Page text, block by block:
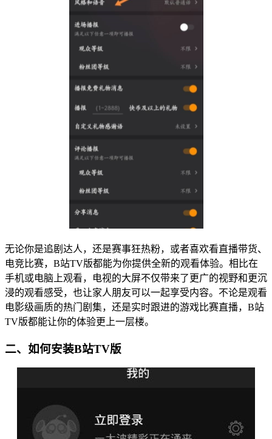
无论你是追剧达人，还是赛事狂热粉，或者喜欢看直播带货、
电竞比赛，B站TV版都能为你提供全新的观看体验。相比在
手机或电脑上观看，电视的大屏不仅带来了更广的视野和更沉
浸的观看感受，也让家人朋友可以一起享受内容。不论是观看
电影级画质的热门剧集，还是实时跟进的游戏比赛直播，B站
TV版都能让你的体验更上一层楼。
二、如何安装B站TV版